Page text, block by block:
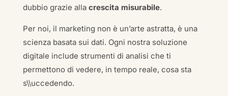
dubbio grazie alla crescita misurabile.
Per noi, il marketing non è un’arte astratta, è una
scienza basata sui dati. Ogni nostra soluzione
digitale include strumenti di analisi che ti
permettono di vedere, in tempo reale, cosa sta
s\\uccedendo.